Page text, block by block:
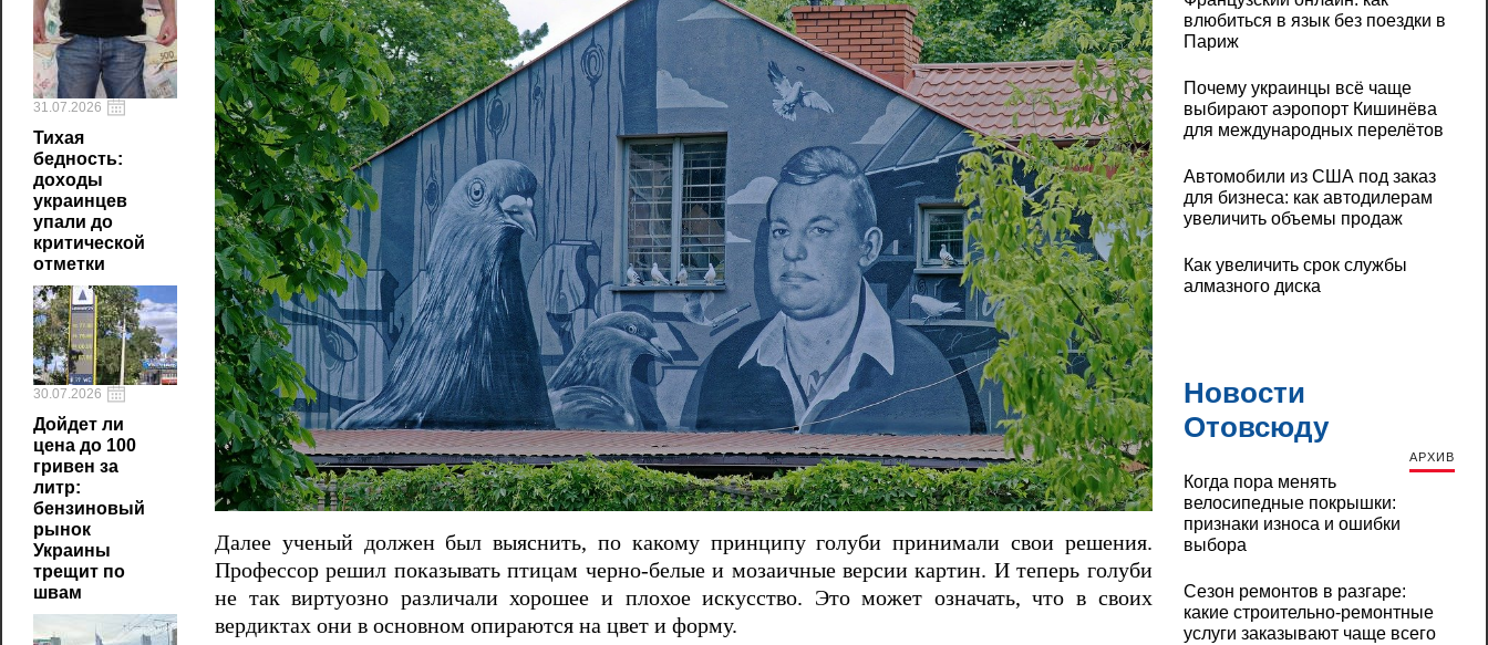
31.07.2026
Тихая
бедность:
доходы
украинцев
упали до
критической
отметки
30.07.2026
Дойдет ли
цена до 100
гривен за
литр:
бензиновый
рынок
Украины
трещит по
швам
Далее ученый должен был выяснить, по какому принципу голуби принимали свои решения.
Профессор решил показывать птицам черно-белые и мозаичные версии картин. И теперь голуби
не так виртуозно различали хорошее и плохое искусство. Это может означать, что в своих
вердиктах они в основном опираются на цвет и форму.
влюбиться в язык без поездки в
Париж
Почему украинцы всё чаще
выбирают аэропорт Кишинёва
для международных перелётов
Автомобили из США под заказ
для бизнеса: как автодилерам
увеличить объемы продаж
Как увеличить срок службы
алмазного диска
Новости
Отовсюду
АРХИВ
Когда пора менять
велосипедные покрышки:
признаки износа и ошибки
выбора
Сезон ремонтов в разгаре:
какие строительно-ремонтные
услуги заказывают чаще всего